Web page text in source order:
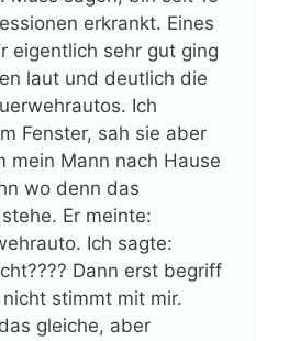
erkrankt. Eines
eigentlich sehr gut ging
laut und deutlich die
Ich
Fenster, sah sie aber
mein Mann nach Hause
wo denn das
Er meinte:
Ich sagte:
Dann erst begriff
stimmt mit mir.
gleiche, aber